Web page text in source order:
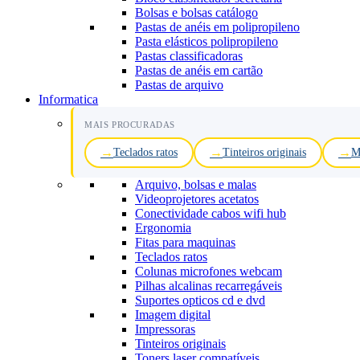
Bolsas e bolsas catálogo
Pastas de anéis em polipropileno
Pasta elásticos polipropileno
Pastas classificadoras
Pastas de anéis em cartão
Pastas de arquivo
Informatica
MAIS PROCURADAS
Teclados ratos Tinteiros originais
Arquivo, bolsas e malas
Videoprojetores acetatos
Conectividade cabos wifi hub
Ergonomia
Fitas para maquinas
Teclados ratos
Colunas microfones webcam
Pilhas alcalinas recarregáveis
Suportes opticos cd e dvd
Imagem digital
Impressoras
Tinteiros originais